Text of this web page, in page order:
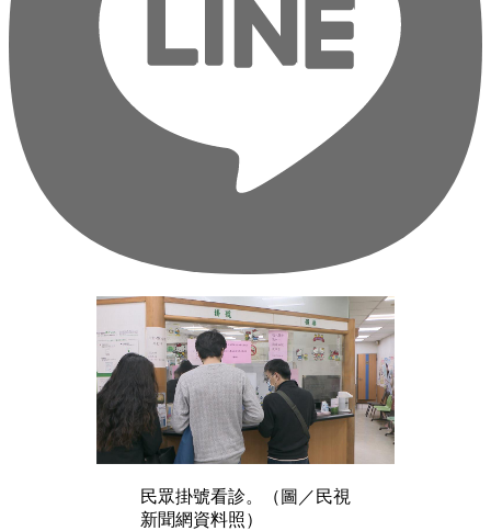
民眾掛號看診。（圖／民視
新聞網資料照）